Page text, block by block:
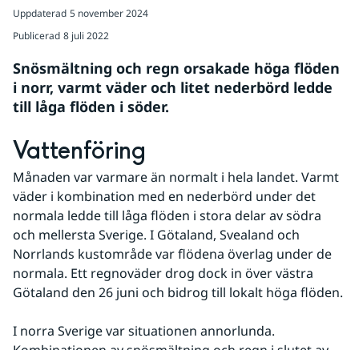
Uppdaterad 5 november 2024
Publicerad 8 juli 2022
Snösmältning och regn orsakade höga flöden
i norr, varmt väder och litet nederbörd ledde
till låga flöden i söder.
Vattenföring
Månaden var varmare än normalt i hela landet. Varmt
väder i kombination med en nederbörd under det
normala ledde till låga flöden i stora delar av södra
och mellersta Sverige. I Götaland, Svealand och
Norrlands kustområde var flödena överlag under de
normala. Ett regnoväder drog dock in över västra
Götaland den 26 juni och bidrog till lokalt höga flöden.
I norra Sverige var situationen annorlunda.